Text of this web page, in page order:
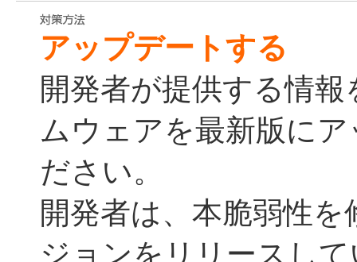
アップデートする
開発者が提供する情
ムウェアを最新版に
ださい。
開発者は、本脆弱性
ジョンをリリースし